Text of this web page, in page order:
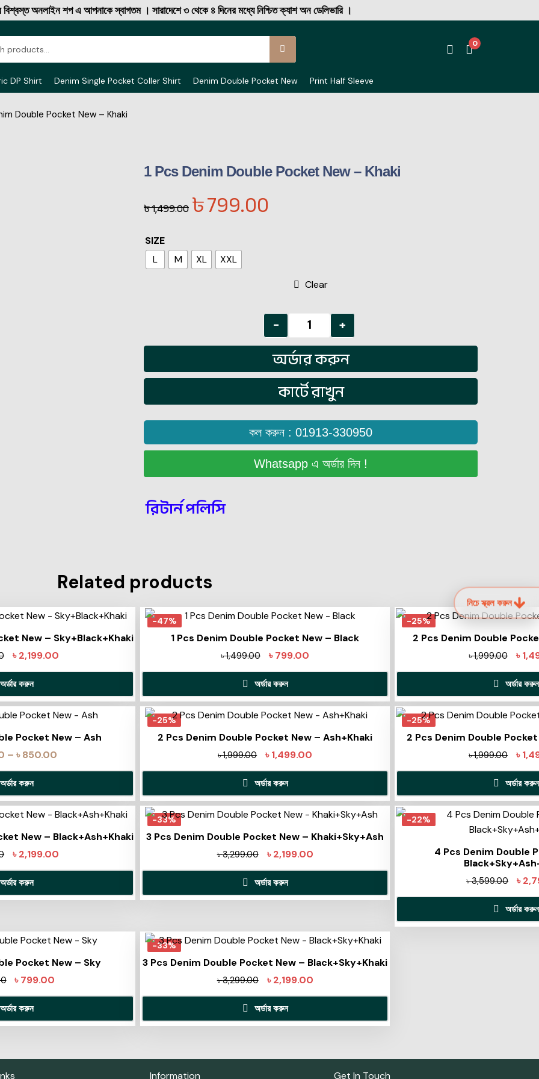
অনলাইন শপ এ আপনাকে স্বাগতম । সারাদেশে ৩ থেকে ৪ দিনের মধ্যে নিশ্চিত ক্যাশ অন ডেলিভারি ।
0
DP Shirt Denim Single Pocket Coller Shirt Denim Double Pocket New Print Half Sleeve
Double Pocket New – Khaki
1 Pcs Denim Double Pocket New – Khaki
৳1,499.00৳799.00
SIZE
L
M XL
XXL
Clear
- +
অর্ডার করুন
কার্টে রাখুন
কল করুন : 01913-330950
Whatsapp এ অর্ডার দিন !
রিটার্ন পলিসি
Related products
New – Sky+Black+Khaki
৳2,199.00
অর্ডার করুন
-47%
1 Pcs Denim Double Pocket New – Black
৳1,499.00 ৳799.00
অর্ডার করুন
-25%
2 Pcs Denim Double
৳1,999.00 ৳
অর্ডার করুন
Pocket New – Ash
– ৳850.00
অর্ডার করুন
-25%
2 Pcs Denim Double Pocket New – Ash+Khaki
৳1,999.00 ৳1,499.00
অর্ডার করুন
-25%
2 Pcs Denim Double
৳1,999.00 ৳
অর্ডার করুন
New – Black+Ash+Khaki
৳2,199.00
অর্ডার করুন
-33%
3 Pcs Denim Double Pocket New – Khaki+Sky+Ash
৳3,299.00 ৳2,199.00
অর্ডার করুন
-22%
4 Pcs Denim Double
৳3,599.00 ৳
অর্ডার করুন
Pocket New – Sky
৳799.00
অর্ডার করুন
-33%
3 Pcs Denim Double Pocket New – Black+Sky+Khaki
৳3,299.00 ৳2,199.00
অর্ডার করুন
Information Get In Touch
নিচে স্ক্রল করুন